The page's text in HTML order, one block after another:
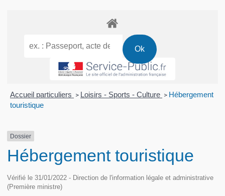
Accueil particuliers > Loisirs - Sports - Culture > Hébergement
touristique
Dossier
Hébergement touristique
Vérifié le 31/01/2022 - Direction de l'information légale et administrative
(Première ministre)